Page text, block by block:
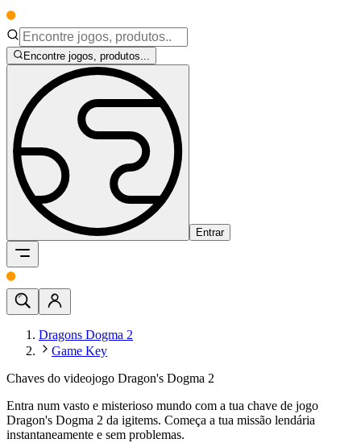
Encontre jogos, produtos...
Entrar
Dragons Dogma 2
Game Key
Chaves do videojogo Dragon's Dogma 2
Entra num vasto e misterioso mundo com a tua chave de jogo
Dragon's Dogma 2 da igitems. Começa a tua missão lendária
instantaneamente e sem problemas.